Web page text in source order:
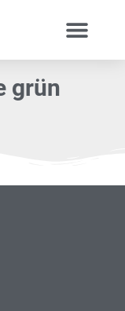
grün